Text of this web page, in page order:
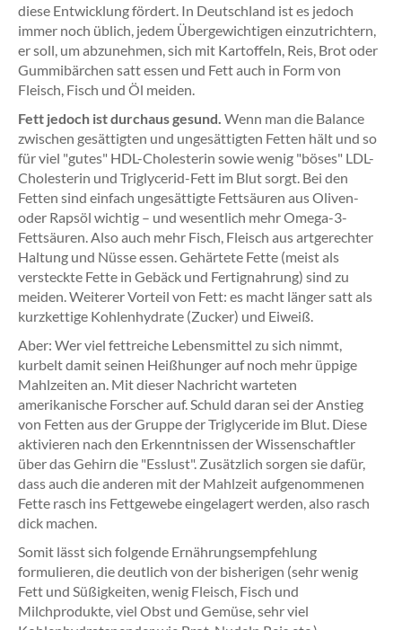
diese Entwicklung fördert. In Deutschland ist es jedoch
immer noch üblich, jedem Übergewichtigen einzutrichtern,
er soll, um abzunehmen, sich mit Kartoffeln, Reis, Brot oder
Gummibärchen satt essen und Fett auch in Form von
Fleisch, Fisch und Öl meiden.
Fett jedoch ist durchaus gesund. Wenn man die Balance
zwischen gesättigten und ungesättigten Fetten hält und so
für viel "gutes" HDL-Cholesterin sowie wenig "böses" LDL-
Cholesterin und Triglycerid-Fett im Blut sorgt. Bei den
Fetten sind einfach ungesättigte Fettsäuren aus Oliven-
oder Rapsöl wichtig – und wesentlich mehr Omega-3-
Fettsäuren. Also auch mehr Fisch, Fleisch aus artgerechter
Haltung und Nüsse essen. Gehärtete Fette (meist als
versteckte Fette in Gebäck und Fertignahrung) sind zu
meiden. Weiterer Vorteil von Fett: es macht länger satt als
kurzkettige Kohlenhydrate (Zucker) und Eiweiß.
Aber: Wer viel fettreiche Lebensmittel zu sich nimmt,
kurbelt damit seinen Heißhunger auf noch mehr üppige
Mahlzeiten an. Mit dieser Nachricht warteten
amerikanische Forscher auf. Schuld daran sei der Anstieg
von Fetten aus der Gruppe der Triglyceride im Blut. Diese
aktivieren nach den Erkenntnissen der Wissenschaftler
über das Gehirn die "Esslust". Zusätzlich sorgen sie dafür,
dass auch die anderen mit der Mahlzeit aufgenommenen
Fette rasch ins Fettgewebe eingelagert werden, also rasch
dick machen.
Somit lässt sich folgende Ernährungsempfehlung
formulieren, die deutlich von der bisherigen (sehr wenig
Fett und Süßigkeiten, wenig Fleisch, Fisch und
Milchprodukte, viel Obst und Gemüse, sehr viel